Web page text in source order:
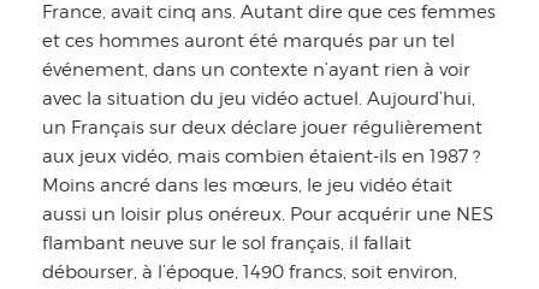
France, avait cinq ans. Autant dire que ces femmes
et ces hommes auront été marqués par un tel
événement, dans un contexte n’ayant rien à voir
avec la situation du jeu vidéo actuel. Aujourd’hui,
un Français sur deux déclare jouer régulièrement
aux jeux vidéo, mais combien étaient-ils en 1987 ?
Moins ancré dans les mœurs, le jeu vidéo était
aussi un loisir plus onéreux. Pour acquérir une NES
flambant neuve sur le sol français, il fallait
débourser, à l’époque, 1490 francs, soit environ,